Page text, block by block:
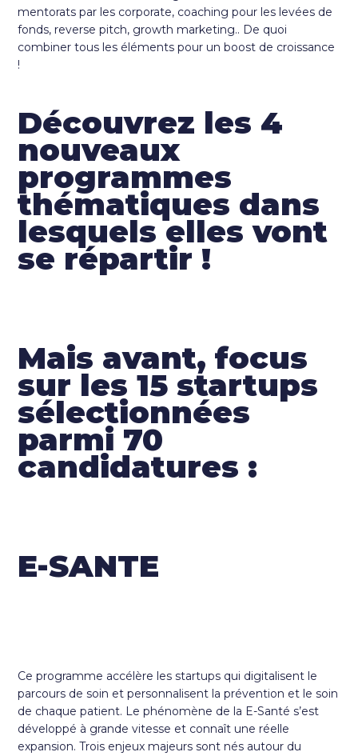
mentorats par les corporate, coaching pour les levées de
fonds, reverse pitch, growth marketing.. De quoi
combiner tous les éléments pour un boost de croissance
!
Découvrez les 4
nouveaux
programmes
thématiques dans
lesquels elles vont
se répartir !
Mais avant, focus
sur les 15 startups
sélectionnées
parmi 70
candidatures :
E-SANTE
Ce programme accélère les startups qui digitalisent le
parcours de soin et personnalisent la prévention et le soin
de chaque patient. Le phénomène de la E-Santé s’est
développé à grande vitesse et connaît une réelle
expansion. Trois enjeux majeurs sont nés autour du